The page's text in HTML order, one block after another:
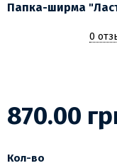
Папка-ширма
0
870.00
Кол-во